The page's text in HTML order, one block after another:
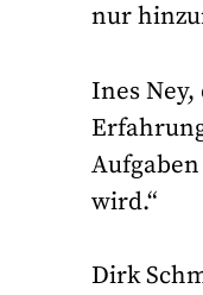
nur
Ines
wird.“
Dirk